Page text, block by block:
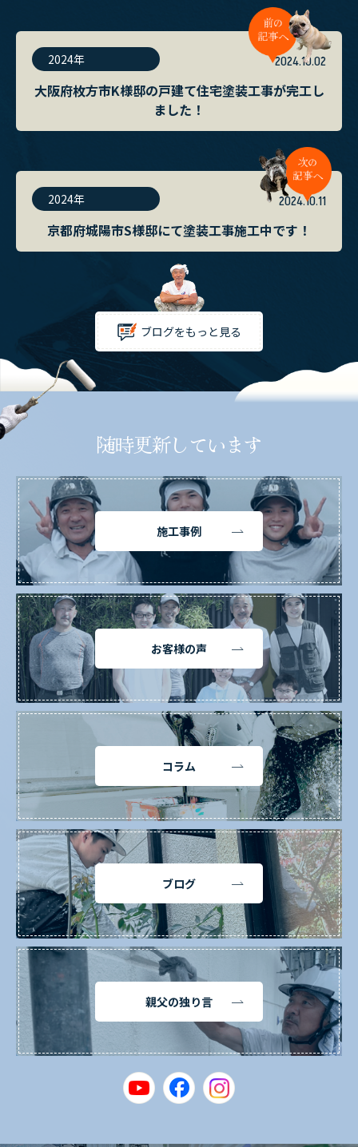
2024年 2024.10.02
大阪府枚方市K様邸の戸建て住宅塗装工事が完工し
ました！
2024年 2024.10.11
京都府城陽市S様邸にて塗装工事施工中です！
ブログをもっと見る
随時更新しています
施工事例
お客様の声
コラム
ブログ
親父の独り言